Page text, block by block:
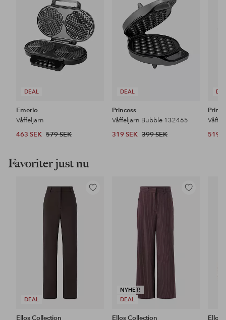
DEAL
favoriter
Emerio
Våffeljärn
463 SEK 579 SEK
DEAL
Princess
Våffeljärn Bubble 132465
319 SEK 399 SEK 519
Favoriter just nu
DEAL
Lägg
Ellos Collection
NYHET!
DEAL
Lägg
Ellos Collection Ellos